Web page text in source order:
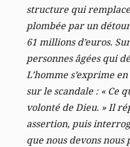
structure qui
plombée par un
61 millions d’euros.
personnes âgées qui
L’homme s’exprime
sur le scandale : « Ce
volonté de Dieu. » Il
assertion, puis
que nous devons